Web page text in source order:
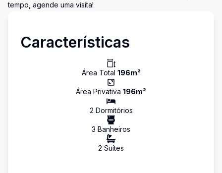
tempo, agende uma visita!
Características
Área Total 196m²
Área Privativa 196m²
2 Dormitórios
3 Banheiros
2 Suítes